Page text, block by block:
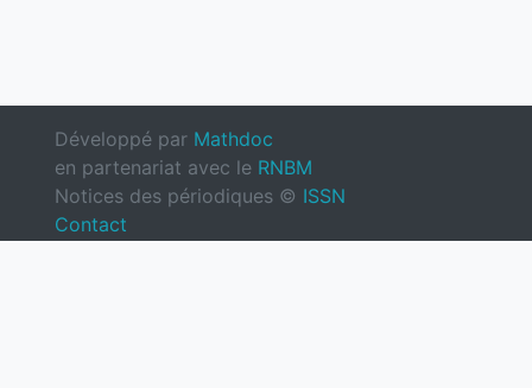
Développé par Mathdoc
en partenariat avec le RNBM
Notices des périodiques © ISSN
Contact